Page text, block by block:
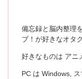
備忘録と脳内整理
ブ！が好きなオタ
好きなものは アニ
PC は Windows, ス